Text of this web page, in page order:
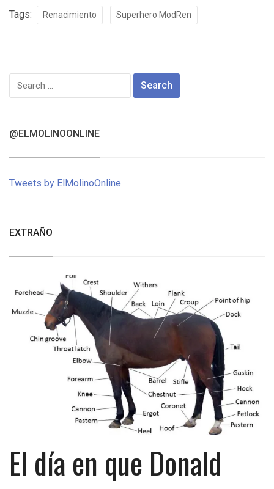
Tags: Renacimiento Superhero ModRen
Search
@ELMOLINOONLINE
Tweets by ElMolinoOnline
EXTRAÑO
El día en que Donald